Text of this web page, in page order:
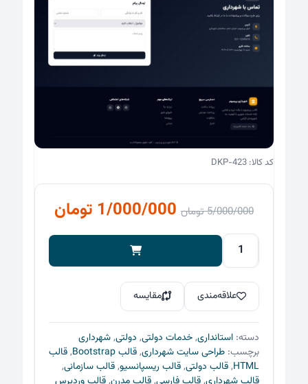
کد کالا: DKP-423
5/000/000تومان قیمت
اصلی
بود.
1/000/000 تومان
فعلی
قالب
اقتصادی
8
عدد
علاقه‌مندی مقایسه
دسته: استانداری,خدمات دولتی, دولتی,شهرداری
برچسب: طراحی سایت شهرداری,قالب Bootstrap ,قالب
HTML
,قالب دولتی,قالب ریسپانسیو,قالب سازمانی,